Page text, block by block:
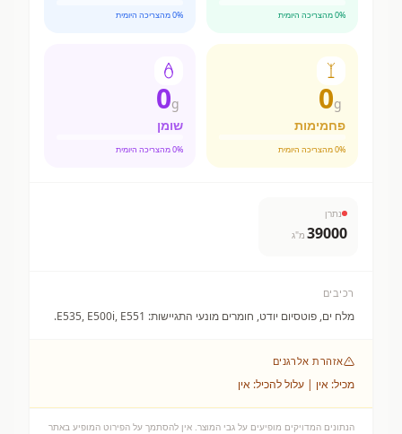
0% מהצריכה היומית 0% מהצריכה היומית
0g
פחמימות
0% מהצריכה היומית
0g
שומן
0% מהצריכה היומית
נתרן
39000 מ"ג
רכיבים
מלח ים, פוטסיום יודט, חומרים מונעי התגיישות: E535, E500i, E551.
אזהרת אלרגנים
מכיל: אין | עלול להכיל: אין
הנתונים המדויקים מופיעים על גבי המוצר. אין להסתמך על הפירוט המופיע באתר